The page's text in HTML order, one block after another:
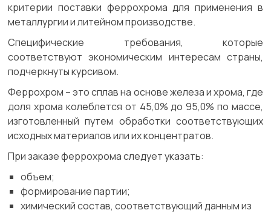
критерии поставки феррохрома для применения в
металлургии и литейном производстве.
Специфические требования, которые
соответствуют экономическим интересам страны,
подчеркнуты курсивом.
Феррохром – это сплав на основе железа и хрома, где
доля хрома колеблется от 45,0% до 95,0% по массе,
изготовленный путем обработки соответствующих
исходных материалов или их концентратов.
При заказе феррохрома следует указать:
объем;
формирование партии;
химический состав, соответствующий данным из